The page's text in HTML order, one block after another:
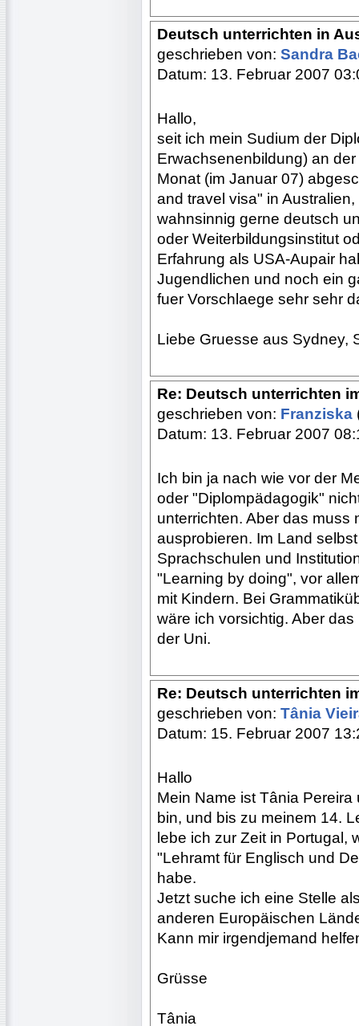
Deutsch unterrichten in
geschrieben von: Sandra
Datum: 13. Februar 2007
Hallo,
seit ich mein Sudium der
Erwachsenenbildung) an
Monat (im Januar 07)
and travel visa" in
wahnsinnig gerne deutsch
oder Weiterbildungsinstitut
Erfahrung als USA-Aupair
Jugendlichen und noch ein
fuer Vorschlaege sehr sehr
Liebe Gruesse aus Sydney,
Re: Deutsch unterrichten
geschrieben von: Franziska
Datum: 13. Februar 2007
Ich bin ja nach wie vor der
oder "Diplompädagogik"
unterrichten. Aber das muss
ausprobieren. Im Land
Sprachschulen und
"Learning by doing", vor
mit Kindern. Bei
wäre ich vorsichtig. Aber
der Uni.
Re: Deutsch unterrichten
geschrieben von: Tânia
Datum: 15. Februar 2007
Hallo
Mein Name ist Tânia
bin, und bis zu meinem 14.
lebe ich zur Zeit in Portugal,
"Lehramt für Englisch und
habe.
Jetzt suche ich eine Stelle
anderen Europäischen
Kann mir irgendjemand
Grüsse
Tânia